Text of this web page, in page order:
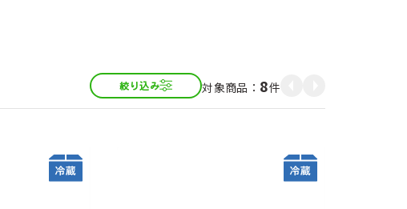
絞り込み 8件